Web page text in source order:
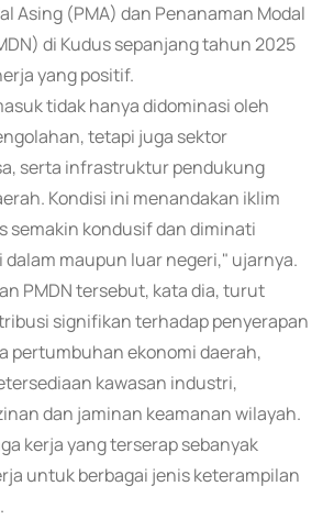
Asing (PMA) dan Penanaman Modal
di Kudus sepanjang tahun 2025
yang positif.
tidak hanya didominasi oleh
tetapi juga sektor
serta infrastruktur pendukung
Kondisi ini menandakan iklim
semakin kondusif dan diminati
dalam maupun luar negeri," ujarnya.
PMDN tersebut, kata dia, turut
signifikan terhadap penyerapan
pertumbuhan ekonomi daerah,
kawasan industri,
dan jaminan keamanan wilayah.
kerja yang terserap sebanyak
untuk berbagai jenis keterampilan